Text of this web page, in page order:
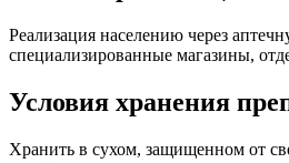
Реализация населению через
специализированные магазины,
Условия хранения
Хранить в сухом, защищенном от